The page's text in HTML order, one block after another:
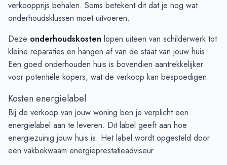
verkoopprijs behalen. Soms betekent dit dat je nog wat
onderhoudsklussen moet uitvoeren.
Deze onderhoudskosten lopen uiteen van schilderwerk tot
kleine reparaties en hangen af van de staat van jouw huis.
Een goed onderhouden huis is bovendien aantrekkelijker
voor potentiële kopers, wat de verkoop kan bespoedigen.
Kosten energielabel
Bij de verkoop van jouw woning ben je verplicht een
energielabel aan te leveren. Dit label geeft aan hoe
energiezuinig jouw huis is. Het label wordt opgesteld door
een vakbekwaam energieprestatieadviseur.